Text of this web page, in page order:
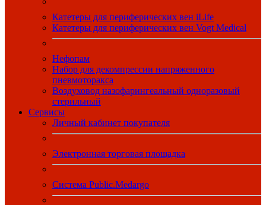
Катетеры для периферических вен iLife
Катетеры для периферических вен Vogt Medical
Нефопам
Набор для декомпрессии напряженного
пневмоторакса
Воздуховод назофарингеальный одноразовый
стерильный
Сервисы
Личный кабинет покупателя
Электронная торговая площадка
Система Public.Medargo